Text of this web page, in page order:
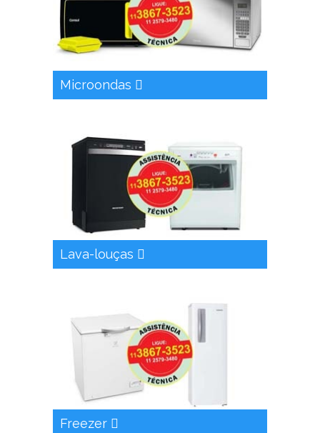
Microondas
Lava-louças
Freezer